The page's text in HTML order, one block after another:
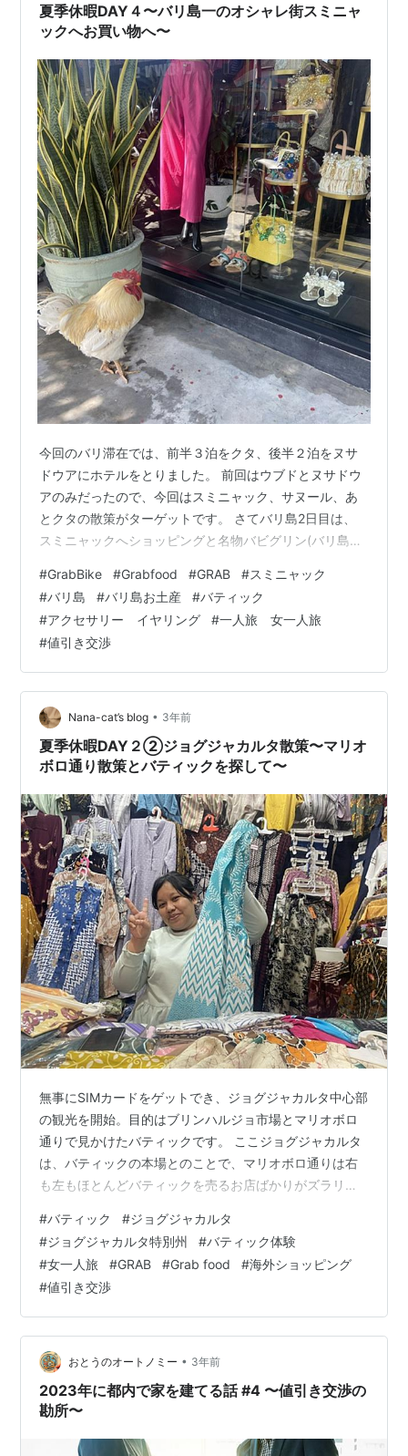
夏季休暇DAY４〜バリ島一のオシャレ街スミニャ
ックへお買い物へ〜
今回のバリ滞在では、前半３泊をクタ、後半２泊をヌサ
ドウアにホテルをとりました。 前回はウブドとヌサドウ
アのみだったので、今回はスミニャック、サヌール、あ
とクタの散策がターゲットです。 さてバリ島2日目は、
スミニャックへショッピングと名物バビグリン(バリ島の
でお土産に買ったルーシーズバティックのシャツをまた
欲しいと言われていて、母からは日本にはない形のアタ
バッグを買ってこいというオーダー。スミニャックには
ルーシーズバティックもアシタバもあり、オシャレ街な
ので自分用のアクセサリーとお洋服（まだ買う・笑）も
探しに行きました。 Grabでバイクをホ…
#GrabBike #Grabfood #GRAB #スミニャック
#バリ島 #バリ島お土産 #バティック
#アクセサリー イヤリング #一人旅 女一人旅
#値引き交渉
Nana-cat’s blog • 3年前
夏季休暇DAY２②ジョグジャカルタ散策〜マリオ
ボロ通り散策とバティックを探して〜
無事にSIMカードをゲットでき、ジョグジャカルタ中心部
の観光を開始。目的はブリンハルジョ市場とマリオボロ
通りで見かけたバティックです。 ここジョグジャカルタ
は、バティックの本場とのことで、マリオボロ通りは右
も左もほとんどバティックを売るお店ばかりがズラリと
市場へ。 恐ろしいほどのお店、品数で圧倒されながらも
値段チェックすると、安いものだと35,000ルピー（350
円）からワンピースやらパンツやらを売っていました。
キャッシュのみ、試着は難しいです。 記念にここで１品
買おうと決めていたので、直感で良いと思ったお店で、
ワンピースとパンツを見せてもら…
#バティック #ジョグジャカルタ
#ジョグジャカルタ特別州 #バティック体験
#女一人旅 #GRAB #Grab food #海外ショッピング
#値引き交渉
おとうのオートノミー • 3年前
2023年に都内で家を建てる話 #4 〜値引き交渉の
勘所〜